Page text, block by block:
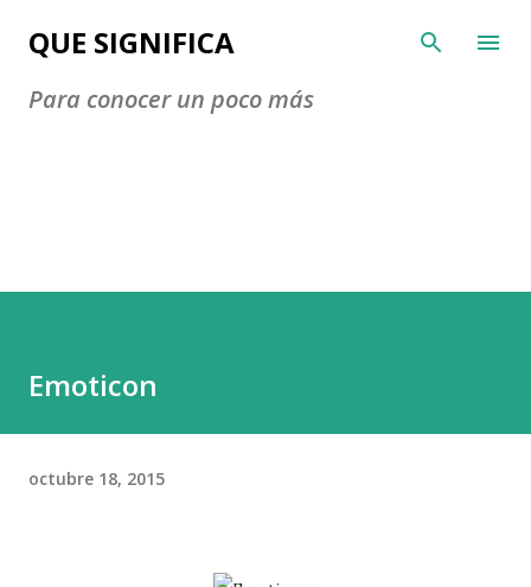
Ir al contenido principal
QUE SIGNIFICA
Para conocer un poco más
Emoticon
octubre 18, 2015